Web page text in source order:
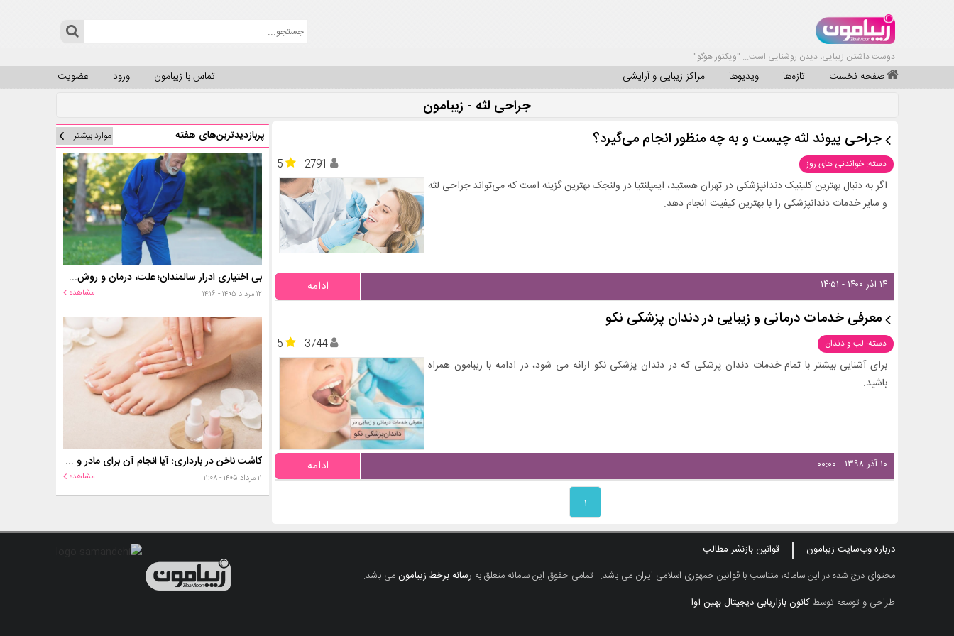
دوست داشتن زیبایی، دیدن روشنایی است... "ویکتور هوگو"
صفحه نخست تازه‌ها ویدیوها مراکز زیبایی و آرایشی عضویت ورود تماس با زیبامون
جراحی لثه - زیبامون
جراحی پیوند لثه چیست و به چه منظور انجام می‌گیرد؟
دسته: خواندنی های روز 5
2791
اگر به دنبال بهترین کلینیک دندانپزشکی در تهران هستید، ایمپلنتیا در ولنجک بهترین گزینه است که می‌تواند جراحی لثه
و سایر خدمات دندانپزشکی را با بهترین کیفیت انجام دهد.
۱۴ آذر ۱۴۰۰ - ۱۴:۵۱ ادامه
معرفی خدمات درمانی و زیبایی در دندان پزشکی نکو
دسته: لب و دندان 5
3744
برای آشنایی بیشتر با تمام خدمات دندان پزشکی که در دندان پزشکی نکو ارائه می شود، در ادامه با زیبامون همراه
باشید.
۱۰ آذر ۱۳۹۸ - ۰۰:۰۰ ادامه
۱
پربازدیدترین‌های هفته موارد بیشتر
بی اختیاری ادرار سالمندان؛ علت، درمان و روش‌های کنترل در منزل
۱۲ مرداد ۱۴۰۵ - ۱۴:۱۶ مشاهده
کاشت ناخن در بارداری؛ آیا انجام آن برای مادر و جنین خطر دارد؟
۱۱ مرداد ۱۴۰۵ - ۱۱:۰۸ مشاهده
درباره وب‌سایت زیبامون
قوانین بازنشر مطالب
محتوای درج شده در این سامانه، متناسب با قوانین جمهوری اسلامی ایران می باشد. تمامی حقوق این سامانه متعلق به رسانه برخط زیبامونمی باشد.
طراحی و توسعه توسطکانون بازاریابی دیجیتال بهین آوا